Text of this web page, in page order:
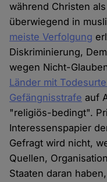
während Christen
überwiegend in
meiste Verfolgung
Diskriminierung,
wegen Nicht-
Länder mit
Gefängnisstrafe auf
"religiös-bedingt".
Interessenspapier
Gefragt wird nicht,
Quellen,
Staaten daran